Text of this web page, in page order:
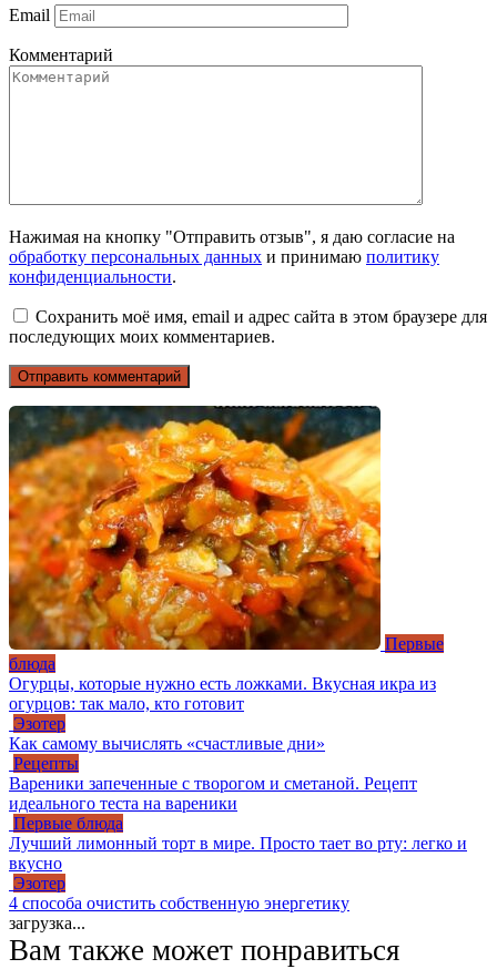
Email
Комментарий
Нажимая на кнопку "Отправить отзыв", я даю согласие на
обработку персональных данных и принимаю политику
конфиденциальности.
Сохранить моё имя, email и адрес сайта в этом браузере для
последующих моих комментариев.
Первые
блюда
Огурцы, которые нужно есть ложками. Вкусная икра из
огурцов: так мало, кто готовит
Эзотер
Как самому вычислять «счастливые дни»
Рецепты
Вареники запеченные с творогом и сметаной. Рецепт
идеального теста на вареники
Первые блюда
Лучший лимонный торт в мире. Просто тает во рту: легко и
вкусно
Эзотер
4 способа очистить собственную энергетику
загрузка...
Вам также может понравиться